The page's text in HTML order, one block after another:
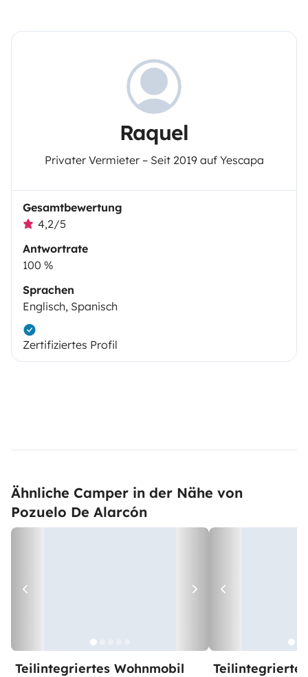
Raquel
Privater Vermieter – Seit 2019 auf Yescapa
Gesamtbewertung
4,2/5
Antwortrate
100 %
Sprachen
Englisch, Spanisch
Zertifiziertes Profil
Ähnliche Camper in der Nähe von
Pozuelo De Alarcón
Teilintegriertes Wohnmobil